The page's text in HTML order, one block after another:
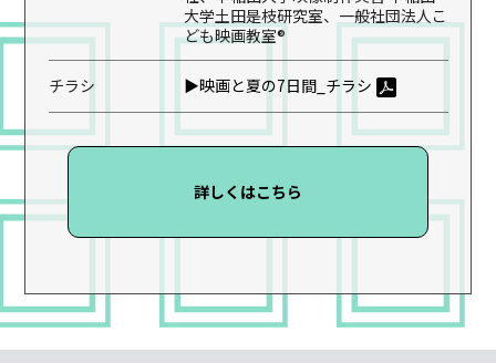
大学土田是枝研究室、一般社団法人こ
ども映画教室®
チラシ ▶映画と夏の7日間_チラシ
詳しくはこちら